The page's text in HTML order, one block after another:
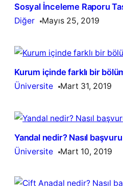
Sosyal İnceleme Raporu
Diğer Mayıs 25, 2019
Kurum içinde farklı bir
Üniversite Mart 31, 2019
Yandal nedir? Nasıl başvuru
Üniversite Mart 10, 2019